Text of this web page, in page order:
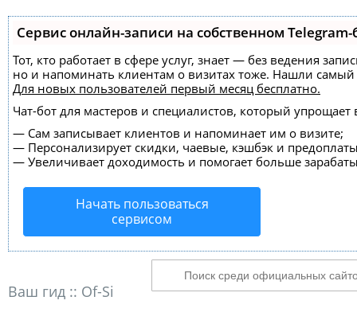
Сервис онлайн-записи на собственном Telegram-
Тот, кто работает в сфере услуг, знает — без ведения
но и напоминать клиентам о визитах тоже. Нашли
Для новых пользователей первый месяц бесплатно.
Чат-бот для мастеров и специалистов, который упрощает
— Сам записывает клиентов и напоминает им о визите;
— Персонализирует скидки, чаевые, кэшбэк и
— Увеличивает доходимость и помогает больше
Начать пользоваться
сервисом
Ваш гид :: Of-Si